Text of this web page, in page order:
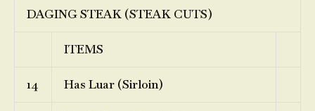
DAGING STEAK (STEAK CUTS)
ITEMS
14 Has Luar (Sirloin)